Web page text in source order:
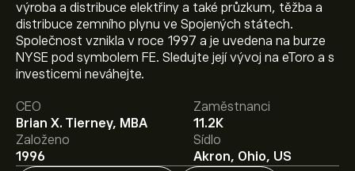
výroba a distribuce elektřiny a také průzkum, těžba a
distribuce zemního plynu ve Spojených státech.
Společnost vznikla v roce 1997 a je uvedena na burze
NYSE pod symbolem FE. Sledujte její vývoj na eToro a s
investicemi neváhejte.
CEO
Brian X. Tierney, MBA
Zaměstnanci
11.2K
Založeno
1996
Sídlo
Akron, Ohio, US
Aktuální cena akcie FE je 46.68‎$‎.
46.68‎$‎.
na eToro a získejte detailní
prognózy analytiků i cenové cíle.
Analytici nabízí prognózy pro akcie FirstEnergy Corp na